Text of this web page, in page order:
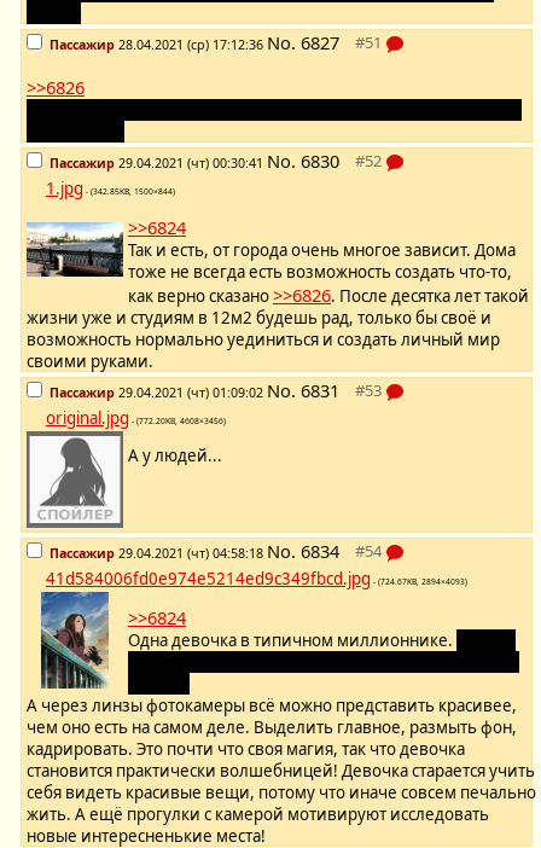
Пассажир 28.04.2021 (ср) 17:12:36 No. 6827
>>6826
Пассажир 29.04.2021 (чт) 00:30:41 No. 6830
1.jpg - (342.85KB, 1500×844)
>>6824
Так и есть, от города очень многое зависит. Дома
тоже не всегда есть возможность создать что-то,
как верно сказано>>6826. После десятка лет такой
жизни уже и студиям в 12м2 будешь рад, только бы своё и
возможность нормально уединиться и создать личный мир
своими руками.
Пассажир 29.04.2021 (чт) 01:09:02 No. 6831
original.jpg - (772.20KB, 4608×3456)
А у людей...
Пассажир 29.04.2021 (чт) 04:58:18 No. 6834
41d584006fd0e974e5214ed9c349fbcd.jpg - (724.67KB, 2894×4093)
>>6824
Одна девочка в типичном миллионнике.
А через линзы фотокамеры всё можно представить красивее,
чем оно есть на самом деле. Выделить главное, размыть фон,
кадрировать. Это почти что своя магия, так что девочка
становится практически волшебницей! Девочка старается учить
себя видеть красивые вещи, потому что иначе совсем печально
жить. А ещё прогулки с камерой мотивируют исследовать
новые интересненькие места!